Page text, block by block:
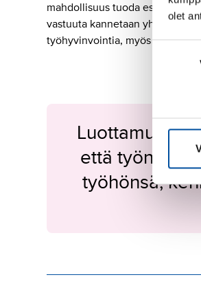
olet
mahdollisuus tuoda esiin
vastuuta kannetaan yhdessä ja
työhyvinvointia, myös
Luottamus ei
että
työhönsä,